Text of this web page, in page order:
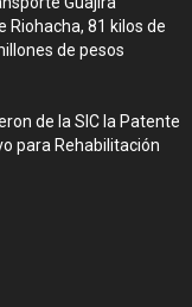
Riohacha, 81 kilos de
de pesos
de la SIC la Patente
para Rehabilitación